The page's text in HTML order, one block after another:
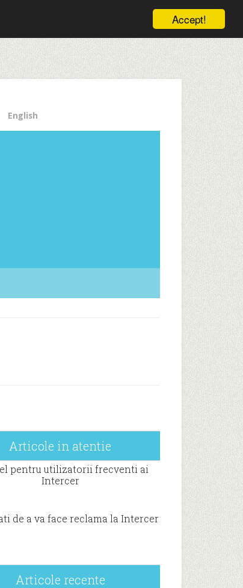
Accept!
English
Articole in atentie
pentru utilizatorii frecventi ai
Intercer
de a va face reclama la Intercer
Articole recente